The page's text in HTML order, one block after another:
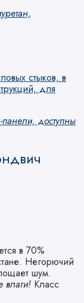
стыков, в
для
панели, доступны
в 70%
Негорючий
шум.
влаги! Класс